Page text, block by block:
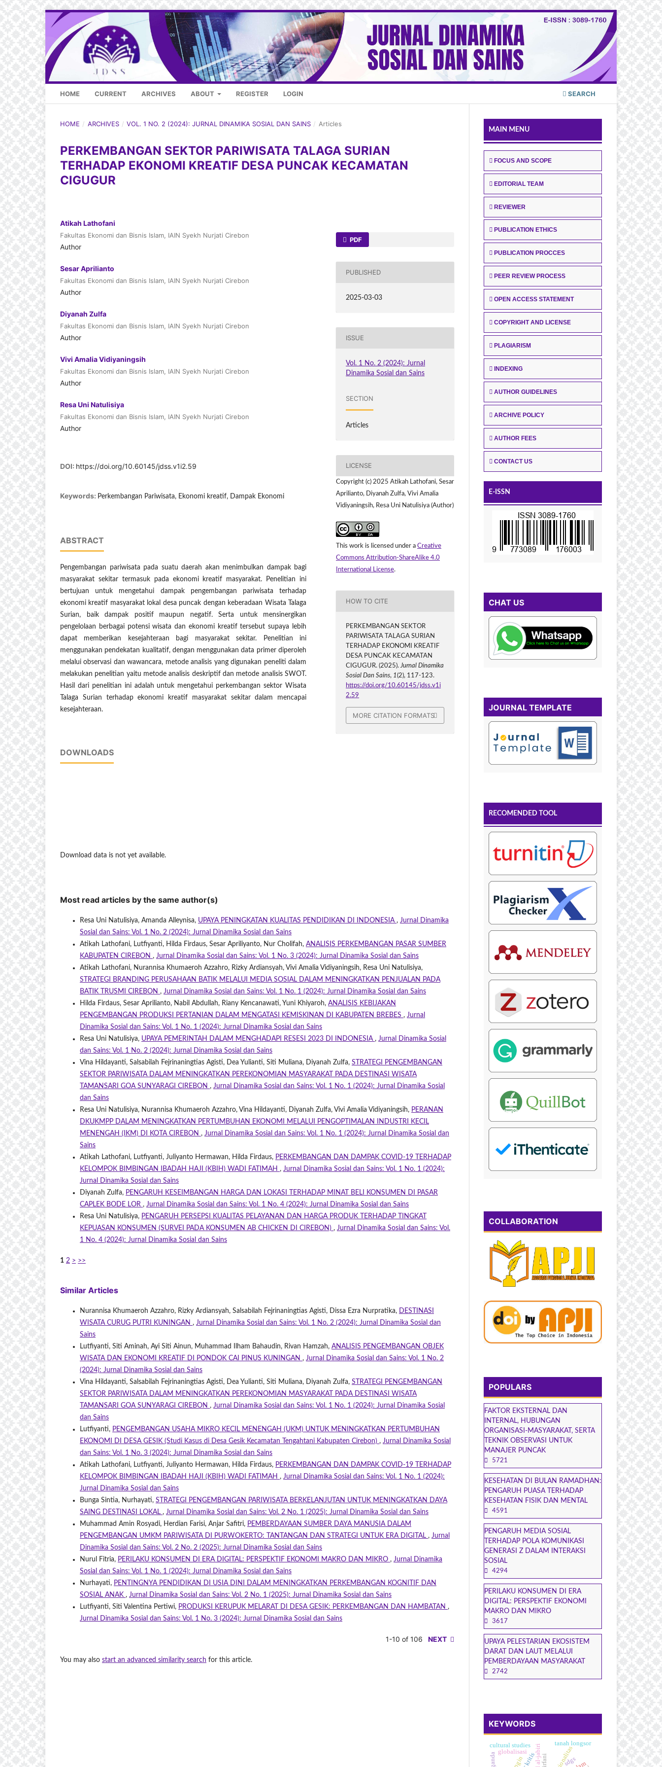
HOME CURRENT ARCHIVES ABOUT REGISTER LOGIN SEARCH
HOME / ARCHIVES / VOL. 1 NO. 2 (2024): JURNAL DINAMIKA SOSIAL DAN SAINS / Articles
PERKEMBANGAN SEKTOR PARIWISATA TALAGA SURIAN
TERHADAP EKONOMI KREATIF DESA PUNCAK KECAMATAN
CIGUGUR
Atikah Lathofani
Fakultas Ekonomi dan Bisnis Islam, IAIN Syekh Nurjati Cirebon
Author
Sesar Aprilianto
Fakultas Ekonomi dan Bisnis Islam, IAIN Syekh Nurjati Cirebon
Author
Diyanah Zulfa
Fakultas Ekonomi dan Bisnis Islam, IAIN Syekh Nurjati Cirebon
Author
Vivi Amalia Vidiyaningsih
Fakultas Ekonomi dan Bisnis Islam, IAIN Syekh Nurjati Cirebon
Author
Resa Uni Natulisiya
Fakultas Ekonomi dan Bisnis Islam, IAIN Syekh Nurjati Cirebon
Author
DOI: https://doi.org/10.60145/jdss.v1i2.59
Keywords: Perkembangan Pariwisata, Ekonomi kreatif, Dampak Ekonomi
ABSTRACT
Pengembangan pariwisata pada suatu daerah akan menimbulkan dampak bagi
masyarakat sekitar termasuk pada ekonomi kreatif masyarakat. Penelitian ini
bertujuan untuk mengetahui dampak pengembangan pariwisata terhadap
ekonomi kreatif masyarakat lokal desa puncak dengan keberadaan Wisata Talaga
Surian, baik dampak positif maupun negatif. Serta untuk mensinergikan
pengelolaan berbagai potensi wisata dan ekonomi kreatif tersebut supaya lebih
dapat memberikan kesejahteraan bagi masyarakat sekitar. Penelitian ini
menggunakan pendekatan kualitatif, dengan menggunakan data primer diperoleh
melalui observasi dan wawancara, metode analisis yang digunakan peneliti dalam
melakukan penelitian yaitu metode analisis deskriptif dan metode analisis SWOT.
Hasil dari penelitian ini adalah untuk mengetahui perkembangan sektor Wisata
Talaga Surian terhadap ekonomi kreatif masyarakat sekitar dalam mencapai
kesejahteraan.
DOWNLOADS
Download data is not yet available.
PDF
PUBLISHED
2025-03-03
ISSUE
Vol. 1 No. 2 (2024): Jurnal
Dinamika Sosial dan Sains
SECTION
Articles
LICENSE
Copyright (c) 2025 Atikah Lathofani, Sesar
Aprilianto, Diyanah Zulfa, Vivi Amalia
Vidiyaningsih, Resa Uni Natulisiya (Author)
This work is licensed under a Creative
Commons Attribution-ShareAlike 4.0
International License.
HOW TO CITE
PERKEMBANGAN SEKTOR
PARIWISATA TALAGA SURIAN
TERHADAP EKONOMI KREATIF
DESA PUNCAK KECAMATAN
CIGUGUR. (2025).Jurnal Dinamika
Sosial Dan Sains, 1(2), 117-123.
https://doi.org/10.60145/jdss.v1i
2.59
MORE CITATION FORMATS
Most read articles by the same author(s)
Resa Uni Natulisiya, Amanda Alleynisa, UPAYA PENINGKATAN KUALITAS PENDIDIKAN DI INDONESIA , Jurnal Dinamika
Sosial dan Sains: Vol. 1 No. 2 (2024): Jurnal Dinamika Sosial dan Sains
Atikah Lathofani, Lutfiyanti, Hilda Firdaus, Sesar Apriliyanto, Nur Cholifah, ANALISIS PERKEMBANGAN PASAR SUMBER
KABUPATEN CIREBON , Jurnal Dinamika Sosial dan Sains: Vol. 1 No. 3 (2024): Jurnal Dinamika Sosial dan Sains
Atikah Lathofani, Nurannisa Khumaeroh Azzahro, Rizky Ardiansyah, Vivi Amalia Vidiyaningsih, Resa Uni Natulisiya,
STRATEGI BRANDING PERUSAHAAN BATIK MELALUI MEDIA SOSIAL DALAM MENINGKATKAN PENJUALAN PADA
BATIK TRUSMI CIREBON , Jurnal Dinamika Sosial dan Sains: Vol. 1 No. 1 (2024): Jurnal Dinamika Sosial dan Sains
Hilda Firdaus, Sesar Aprilianto, Nabil Abdullah, Riany Kencanawati, Yuni Khiyaroh, ANALISIS KEBIJAKAN
PENGEMBANGAN PRODUKSI PERTANIAN DALAM MENGATASI KEMISKINAN DI KABUPATEN BREBES , Jurnal
Dinamika Sosial dan Sains: Vol. 1 No. 1 (2024): Jurnal Dinamika Sosial dan Sains
Resa Uni Natulisiya, UPAYA PEMERINTAH DALAM MENGHADAPI RESESI 2023 DI INDONESIA , Jurnal Dinamika Sosial
dan Sains: Vol. 1 No. 2 (2024): Jurnal Dinamika Sosial dan Sains
Vina Hildayanti, Salsabilah Fejrinaningtias Agisti, Dea Yulianti, Siti Muliana, Diyanah Zulfa, STRATEGI PENGEMBANGAN
SEKTOR PARIWISATA DALAM MENINGKATKAN PEREKONOMIAN MASYARAKAT PADA DESTINASI WISATA
TAMANSARI GOA SUNYARAGI CIREBON , Jurnal Dinamika Sosial dan Sains: Vol. 1 No. 1 (2024): Jurnal Dinamika Sosial
dan Sains
Resa Uni Natulisiya, Nurannisa Khumaeroh Azzahro, Vina Hildayanti, Diyanah Zulfa, Vivi Amalia Vidiyaningsih, PERANAN
DKUKMPP DALAM MENINGKATKAN PERTUMBUHAN EKONOMI MELALUI PENGOPTIMALAN INDUSTRI KECIL
MENENGAH (IKM) DI KOTA CIREBON , Jurnal Dinamika Sosial dan Sains: Vol. 1 No. 1 (2024): Jurnal Dinamika Sosial dan
Sains
Atikah Lathofani, Lutfiyanti, Juliyanto Hermawan, Hilda Firdaus, PERKEMBANGAN DAN DAMPAK COVID-19 TERHADAP
KELOMPOK BIMBINGAN IBADAH HAJI (KBIH) WADI FATIMAH , Jurnal Dinamika Sosial dan Sains: Vol. 1 No. 1 (2024):
Jurnal Dinamika Sosial dan Sains
Diyanah Zulfa, PENGARUH KESEIMBANGAN HARGA DAN LOKASI TERHADAP MINAT BELI KONSUMEN DI PASAR
CAPLEK BODE LOR , Jurnal Dinamika Sosial dan Sains: Vol. 1 No. 4 (2024): Jurnal Dinamika Sosial dan Sains
Resa Uni Natulisiya, PENGARUH PERSEPSI KUALITAS PELAYANAN DAN HARGA PRODUK TERHADAP TINGKAT
KEPUASAN KONSUMEN (SURVEI PADA KONSUMEN AB CHICKEN DI CIREBON) , Jurnal Dinamika Sosial dan Sains: Vol.
1 No. 4 (2024): Jurnal Dinamika Sosial dan Sains
1 2 > >>
Similar Articles
Nurannisa Khumaeroh Azzahro, Rizky Ardiansyah, Salsabilah Fejrinaningtias Agisti, Dissa Ezra Nurpratika,
DESTINASI
WISATA CURUG PUTRI KUNINGAN , Jurnal Dinamika Sosial dan Sains: Vol. 1 No. 2 (2024): Jurnal Dinamika Sosial dan
Sains
Lutfiyanti, Siti Aminah, Ayi Siti Ainun, Muhammad Ilham Bahaudin, Rivan Hamzah, ANALISIS PENGEMBANGAN OBJEK
WISATA DAN EKONOMI KREATIF DI PONDOK CAI PINUS KUNINGAN , Jurnal Dinamika Sosial dan Sains: Vol. 1 No. 2
(2024): Jurnal Dinamika Sosial dan Sains
Vina Hildayanti, Salsabilah Fejrinaningtias Agisti, Dea Yulianti, Siti Muliana, Diyanah Zulfa, STRATEGI PENGEMBANGAN
SEKTOR PARIWISATA DALAM MENINGKATKAN PEREKONOMIAN MASYARAKAT PADA DESTINASI WISATA
TAMANSARI GOA SUNYARAGI CIREBON , Jurnal Dinamika Sosial dan Sains: Vol. 1 No. 1 (2024): Jurnal Dinamika Sosial
dan Sains
Lutfiyanti, PENGEMBANGAN USAHA MIKRO KECIL MENENGAH (UKM) UNTUK MENINGKATKAN PERTUMBUHAN
EKONOMI DI DESA GESIK (Studi Kasus di Desa Gesik Kecamatan Tengahtani Kabupaten Cirebon) , Jurnal Dinamika Sosial
dan Sains: Vol. 1 No. 3 (2024): Jurnal Dinamika Sosial dan Sains
Atikah Lathofani, Lutfiyanti, Juliyanto Hermawan, Hilda Firdaus, PERKEMBANGAN DAN DAMPAK COVID-19 TERHADAP
KELOMPOK BIMBINGAN IBADAH HAJI (KBIH) WADI FATIMAH , Jurnal Dinamika Sosial dan Sains: Vol. 1 No. 1 (2024):
Jurnal Dinamika Sosial dan Sains
Bunga Sintia, Nurhayati, STRATEGI PENGEMBANGAN PARIWISATA BERKELANJUTAN UNTUK MENINGKATKAN DAYA
SAING DESTINASI LOKAL , Jurnal Dinamika Sosial dan Sains: Vol. 2 No. 1 (2025): Jurnal Dinamika Sosial dan Sains
Muhammad Amin Rosyadi, Herdian Farisi, Anjar Safitri, PEMBERDAYAAN SUMBER DAYA MANUSIA DALAM
PENGEMBANGAN UMKM PARIWISATA DI PURWOKERTO: TANTANGAN DAN STRATEGI UNTUK ERA DIGITAL , Jurnal
Dinamika Sosial dan Sains: Vol. 2 No. 2 (2025): Jurnal Dinamika Sosial dan Sains
Nurul Fitria, PERILAKU KONSUMEN DI ERA DIGITAL: PERSPEKTIF EKONOMI MAKRO DAN MIKRO , Jurnal Dinamika
Sosial dan Sains: Vol. 1 No. 1 (2024): Jurnal Dinamika Sosial dan Sains
Nurhayati, PENTINGNYA PENDIDIKAN DI USIA DINI DALAM MENINGKATKAN PERKEMBANGAN KOGNITIF DAN
SOSIAL ANAK , Jurnal Dinamika Sosial dan Sains: Vol. 2 No. 1 (2025): Jurnal Dinamika Sosial dan Sains
Lutfiyanti, Siti Valentina Pertiwi, PRODUKSI KERUPUK MELARAT DI DESA GESIK: PERKEMBANGAN DAN HAMBATAN ,
Jurnal Dinamika Sosial dan Sains: Vol. 1 No. 3 (2024): Jurnal Dinamika Sosial dan Sains
1-10 of 106 NEXT
You may also start an advanced similarity search for this article.
MAIN MENU
FOCUS AND SCOPE
EDITORIAL TEAM
REVIEWER
PUBLICATION ETHICS
PUBLICATION PROCCES
PEER REVIEW PROCESS
OPEN ACCESS STATEMENT
COPYRIGHT AND LICENSE
PLAGIARISM
INDEXING
AUTHOR GUIDELINES
ARCHIVE POLICY
AUTHOR FEES
CONTACT US
E-ISSN
CHAT US
JOURNAL TEMPLATE
RECOMENDED TOOL
COLLABORATION
POPULARS
FAKTOR EKSTERNAL DAN
INTERNAL, HUBUNGAN
ORGANISASI-MASYARAKAT, SERTA
TEKNIK OBSERVASI UNTUK
MANAJER PUNCAK
5721
KESEHATAN DI BULAN RAMADHAN:
PENGARUH PUASA TERHADAP
KESEHATAN FISIK DAN MENTAL
4591
PENGARUH MEDIA SOSIAL
TERHADAP POLA KOMUNIKASI
GENERASI Z DALAM INTERAKSI
SOSIAL
4294
PERILAKU KONSUMEN DI ERA
DIGITAL: PERSPEKTIF EKONOMI
MAKRO DAN MIKRO
3617
UPAYA PELESTARIAN EKOSISTEM
DARAT DAN LAUT MELALUI
PEMBERDAYAAN MASYARAKAT
2742
KEYWORDS
rasionalitas
tanah longsor
sdgs
cultural studies
globalisasi